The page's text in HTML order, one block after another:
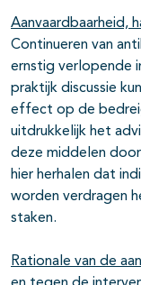
Aanvaardbaarheid,
Continueren van
ernstig verlopende
praktijk discussie
effect op de
uitdrukkelijk het
deze middelen
hier herhalen dat
worden verdragen
staken.
Rationale van de